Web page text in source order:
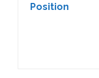
Position